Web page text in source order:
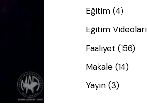
Eğitim (4)
Eğitim Videoları
Faaliyet (156)
Makale (14)
Yayın (3)